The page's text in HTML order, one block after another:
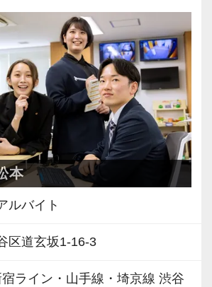
本
ルバイト
区道玄坂1-16-3
ライン・山手線・埼京線 渋谷